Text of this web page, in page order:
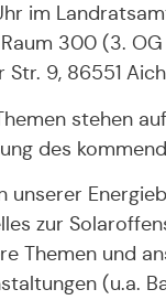
im
300 (3.
Str. 9, 86551
stehen
des
unserer
zur
Themen und
(u.a.